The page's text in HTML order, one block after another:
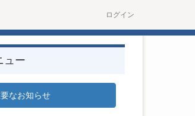
ログイン
ュー
なお知らせ